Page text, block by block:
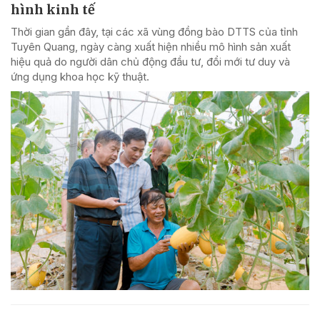
hình kinh tế
Thời gian gần đây, tại các xã vùng đồng bào DTTS của tỉnh
Tuyên Quang, ngày càng xuất hiện nhiều mô hình sản xuất
hiệu quả do người dân chủ động đầu tư, đổi mới tư duy và
ứng dụng khoa học kỹ thuật.